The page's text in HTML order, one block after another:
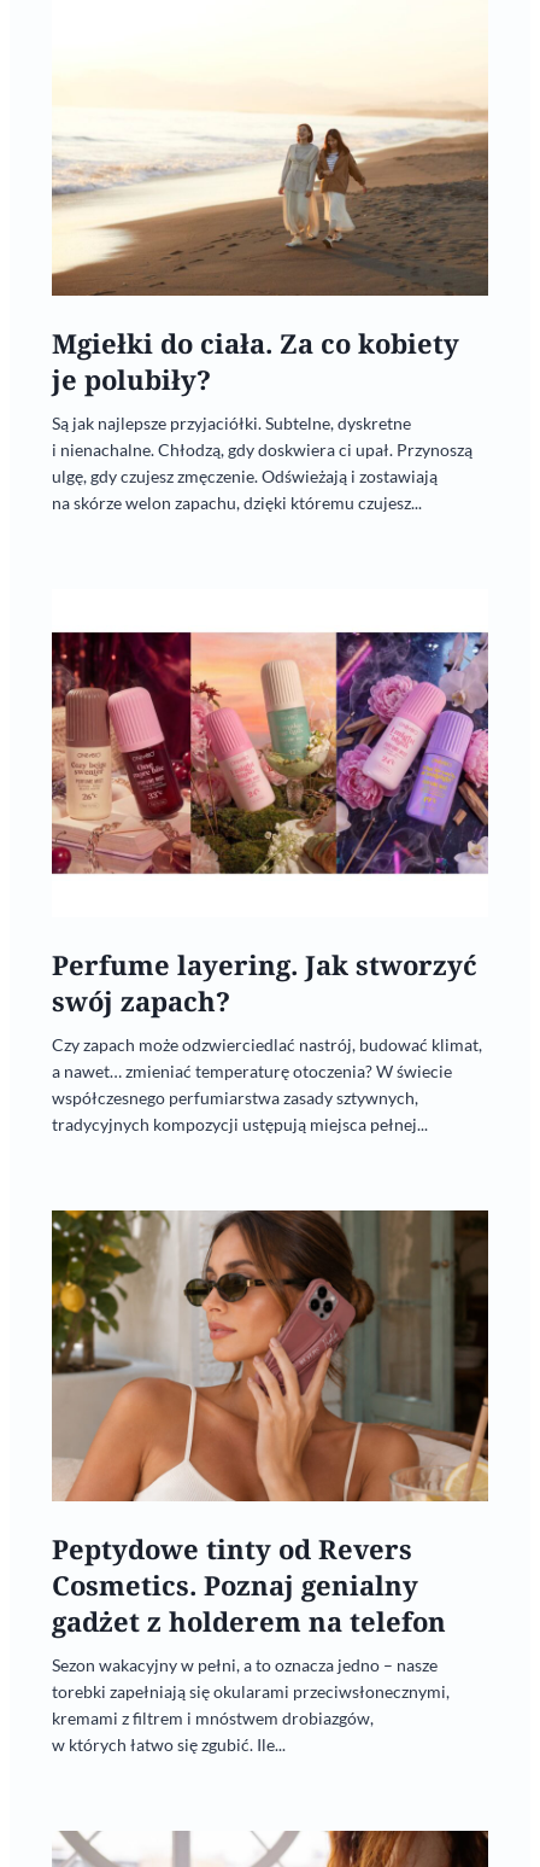
Mgiełki do ciała. Za co kobiety
je polubiły?
Są jak najlepsze przyjaciółki. Subtelne, dyskretne
i nienachalne. Chłodzą, gdy doskwiera ci upał. Przynoszą
ulgę, gdy czujesz zmęczenie. Odświeżają i zostawiają
na skórze welon zapachu, dzięki któremu czujesz...
Perfume layering. Jak stworzyć
swój zapach?
Czy zapach może odzwierciedlać nastrój, budować klimat,
a nawet… zmieniać temperaturę otoczenia? W świecie
współczesnego perfumiarstwa zasady sztywnych,
tradycyjnych kompozycji ustępują miejsca pełnej...
Peptydowe tinty od Revers
Cosmetics. Poznaj genialny
gadżet z holderem na telefon
Sezon wakacyjny w pełni, a to oznacza jedno – nasze
torebki zapełniają się okularami przeciwsłonecznymi,
kremami z filtrem i mnóstwem drobiazgów,
w których łatwo się zgubić. Ile...